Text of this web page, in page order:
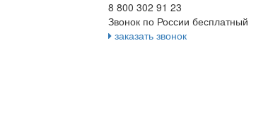
8 800 302 91 23
Звонок по России бесплатный
заказать звонок